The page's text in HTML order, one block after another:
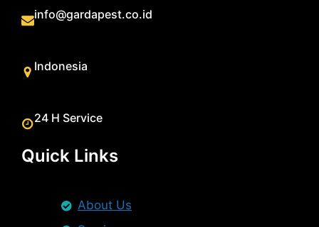
info@gardapest.co.id
Indonesia
24 H Service
Quick Links
About Us